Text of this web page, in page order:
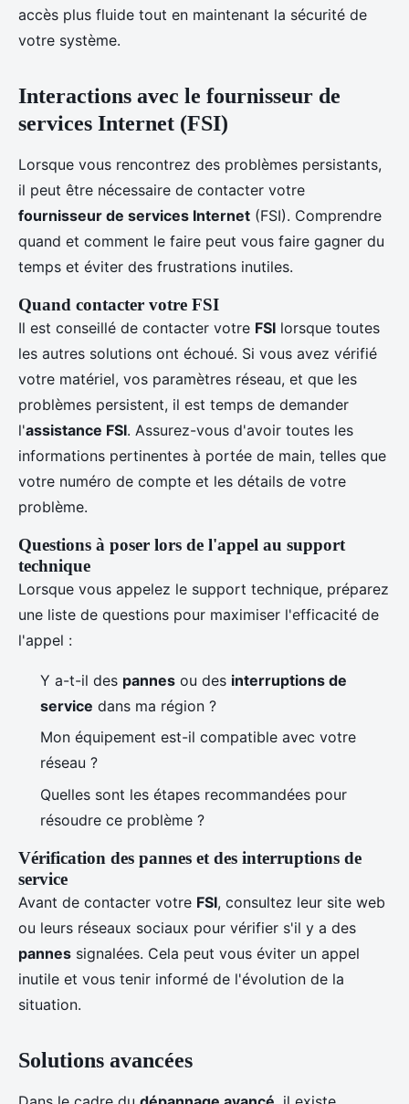
accès plus fluide tout en maintenant la sécurité de
votre système.
Interactions avec le fournisseur de
services Internet (FSI)
Lorsque vous rencontrez des problèmes persistants,
il peut être nécessaire de contacter votre
fournisseur de services Internet (FSI). Comprendre
quand et comment le faire peut vous faire gagner du
temps et éviter des frustrations inutiles.
Quand contacter votre FSI
Il est conseillé de contacter votre FSI lorsque toutes
les autres solutions ont échoué. Si vous avez vérifié
votre matériel, vos paramètres réseau, et que les
problèmes persistent, il est temps de demander
l'assistance FSI. Assurez-vous d'avoir toutes les
informations pertinentes à portée de main, telles que
votre numéro de compte et les détails de votre
problème.
Questions à poser lors de l'appel au support
technique
Lorsque vous appelez le support technique, préparez
une liste de questions pour maximiser l'efficacité de
l'appel :
Y a-t-il des pannes ou des interruptions de
service dans ma région ?
Mon équipement est-il compatible avec votre
réseau ?
Quelles sont les étapes recommandées pour
résoudre ce problème ?
Vérification des pannes et des interruptions de
service
Avant de contacter votre FSI, consultez leur site web
ou leurs réseaux sociaux pour vérifier s'il y a des
pannes signalées. Cela peut vous éviter un appel
inutile et vous tenir informé de l'évolution de la
situation.
Solutions avancées